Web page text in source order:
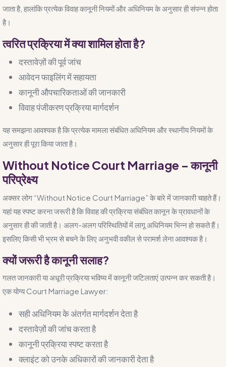
जाता है, हालांकि प्रत्येक विवाह कानूनी नियमों और अधिनियम के अनुसार ही संपन्न होता
है।
त्वरित प्रक्रिया में क्या शामिल होता है?
दस्तावेज़ों की पूर्व जांच
आवेदन फाइलिंग में सहायता
कानूनी औपचारिकताओं की जानकारी
विवाह पंजीकरण प्रक्रिया मार्गदर्शन
यह समझना आवश्यक है कि प्रत्येक मामला संबंधित अधिनियम और स्थानीय नियमों के
अनुसार ही पूरा किया जाता है।
Without Notice Court Marriage – कानूनी
परिप्रेक्ष्य
अक्सर लोग “Without Notice Court Marriage” के बारे में जानकारी चाहते हैं।
यहां यह स्पष्ट करना जरूरी है कि विवाह की प्रक्रिया संबंधित कानून के प्रावधानों के
अनुसार ही की जाती है। अलग-अलग परिस्थितियों में लागू अधिनियम भिन्न हो सकते हैं।
इसलिए किसी भी भ्रम से बचने के लिए अनुभवी वकील से परामर्श लेना आवश्यक है।
क्यों जरूरी है कानूनी सलाह?
गलत जानकारी या अधूरी प्रक्रिया भविष्य में कानूनी जटिलताएं उत्पन्न कर सकती है।
एक योग्य Court Marriage Lawyer:
सही अधिनियम के अंतर्गत मार्गदर्शन देता है
दस्तावेज़ों की जांच करता है
कानूनी प्रक्रिया स्पष्ट करता है
क्लाइंट को उनके अधिकारों की जानकारी देता है